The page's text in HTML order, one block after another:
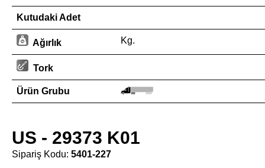
Kutudaki Adet
Ağırlık Kg.
Tork
Ürün Grubu
US - 29373 K01
Sipariş Kodu: 5401-227